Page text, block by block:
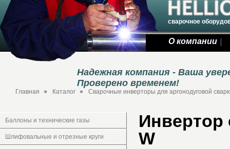
сварочное
О компании
Надежная компания - Ваша
Проверено временем!
Главная Каталог Сварочные инверторы для аргонодуговой
Баллоны и технические газы
Шлифовальные и отрезные круги
Инвертор
W